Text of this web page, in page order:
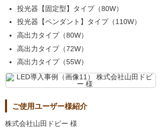
投光器【固定型】タイプ（80W）
投光器【ペンダント】タイプ（110W）
高出力タイプ（80W）
高出力タイプ（72W）
高出力タイプ（55W）
ご使用ユーザー様紹介
株式会社山田ドビー 様